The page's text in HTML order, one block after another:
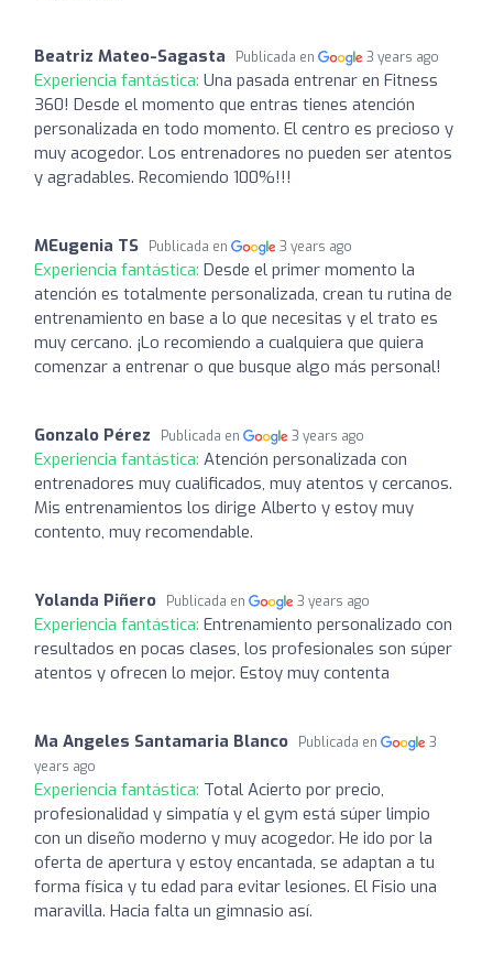
Beatriz Mateo-Sagasta Publicada en 3 years ago
Experiencia fantástica: Una pasada entrenar en Fitness
360! Desde el momento que entras tienes atención
personalizada en todo momento. El centro es precioso y
muy acogedor. Los entrenadores no pueden ser atentos
y agradables. Recomiendo 100%!!!
MEugenia TS Publicada en 3 years ago
Experiencia fantástica: Desde el primer momento la
atención es totalmente personalizada, crean tu rutina de
entrenamiento en base a lo que necesitas y el trato es
muy cercano. ¡Lo recomiendo a cualquiera que quiera
comenzar a entrenar o que busque algo más personal!
Gonzalo Pérez Publicada en 3 years ago
Experiencia fantástica: Atención personalizada con
entrenadores muy cualificados, muy atentos y cercanos.
Mis entrenamientos los dirige Alberto y estoy muy
contento, muy recomendable.
Yolanda Piñero Publicada en 3 years ago
Experiencia fantástica: Entrenamiento personalizado con
resultados en pocas clases, los profesionales son súper
atentos y ofrecen lo mejor. Estoy muy contenta
Ma Angeles Santamaria Blanco Publicada en
3
years ago
Experiencia fantástica: Total Acierto por precio,
profesionalidad y simpatía y el gym está súper limpio
con un diseño moderno y muy acogedor. He ido por la
oferta de apertura y estoy encantada, se adaptan a tu
forma física y tu edad para evitar lesiones. El Fisio una
maravilla. Hacia falta un gimnasio así.